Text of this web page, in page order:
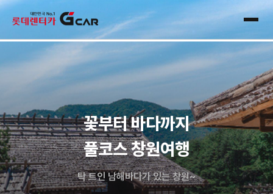
skip navigation
전체
꽃부터 바다까지
풀코스 창원여행
탁 트인 남해바다가 있는 창원~